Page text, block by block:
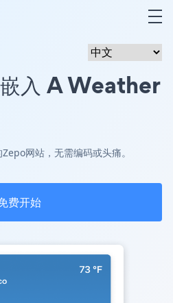
入 A Weather
网站，无需编码或头痛。
费开始